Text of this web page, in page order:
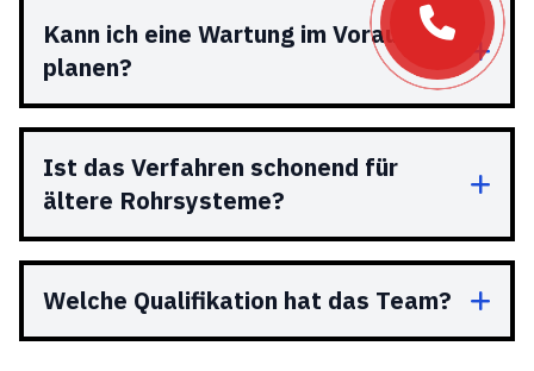
Kann ich eine Wartung im Voraus
planen?
Ist das Verfahren schonend für
ältere Rohrsysteme?
Welche Qualifikation hat das Team?